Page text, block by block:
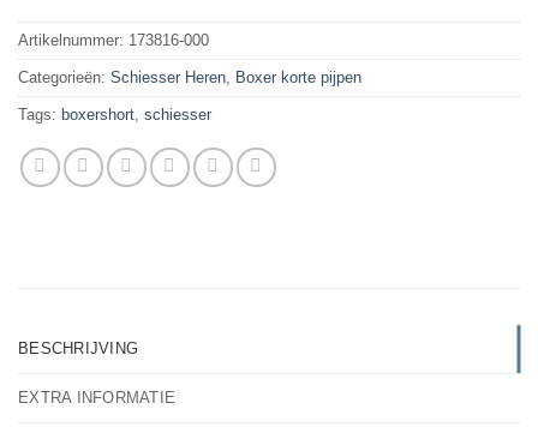
Artikelnummer: 173816-000
Categorieën: Schiesser Heren Boxer korte pijpen
Tags: boxershort schiesser
BESCHRIJVING
EXTRA INFORMATIE